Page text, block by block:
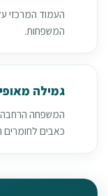
העמוד המרכזי
המשפחות.
גמילה
המשפחה הרחבה
כאבים לחומרים